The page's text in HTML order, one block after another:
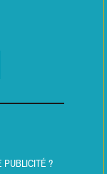
PUBLICITÉ ?